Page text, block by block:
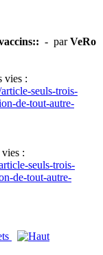
- parVeRo
vies :
seuls-trois-
de-tout-autre-
:
seuls-trois-
de-tout-autre-